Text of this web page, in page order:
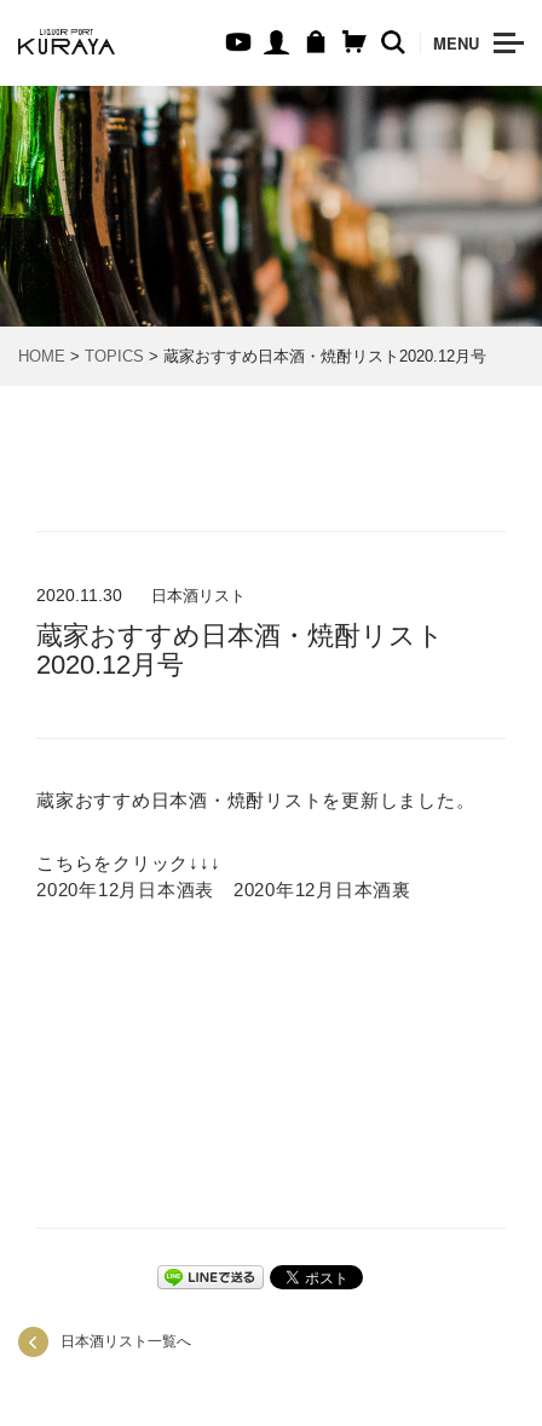
MENU
HOME > TOPICS > 蔵家おすすめ日本酒・焼酎リスト2020.12月号
2020.11.30 日本酒リスト
蔵家おすすめ日本酒・焼酎リスト
2020.12月号
蔵家おすすめ日本酒・焼酎リストを更新しました。
こちらをクリック↓↓↓
2020年12月日本酒表 2020年12月日本酒裏
日本酒リスト一覧へ